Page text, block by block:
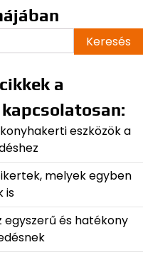
a
eszközök a
melyek egyben
is
egyszerű és hatékony